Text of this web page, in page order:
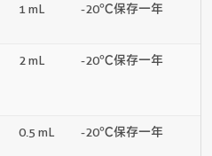
1 mL -20℃保存一年
2 mL -20℃保存一年
0.5 mL -20℃保存一年